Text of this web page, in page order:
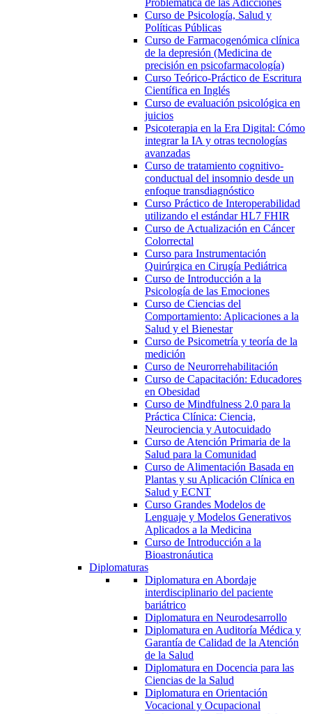
Problemática de las Adicciones
Curso de Psicología, Salud y
Políticas Públicas
Curso de Farmacogenómica clínica
de la depresión (Medicina de
precisión en psicofarmacología)
Curso Teórico-Práctico de Escritura
Científica en Inglés
Curso de evaluación psicológica en
juicios
Psicoterapia en la Era Digital: Cómo
integrar la IA y otras tecnologías
avanzadas
Curso de tratamiento cognitivo-
conductual del insomnio desde un
enfoque transdiagnóstico
Curso Práctico de Interoperabilidad
utilizando el estándar HL7 FHIR
Curso de Actualización en Cáncer
Colorrectal
Curso para Instrumentación
Quirúrgica en Cirugía Pediátrica
Curso de Introducción a la
Psicología de las Emociones
Curso de Ciencias del
Comportamiento: Aplicaciones a la
Salud y el Bienestar
Curso de Psicometría y teoría de la
medición
Curso de Neurorrehabilitación
Curso de Capacitación: Educadores
en Obesidad
Curso de Mindfulness 2.0 para la
Práctica Clínica: Ciencia,
Neurociencia y Autocuidado
Curso de Atención Primaria de la
Salud para la Comunidad
Curso de Alimentación Basada en
Plantas y su Aplicación Clínica en
Salud y ECNT
Curso Grandes Modelos de
Lenguaje y Modelos Generativos
Aplicados a la Medicina
Curso de Introducción a la
Bioastronáutica
Diplomaturas
Diplomatura en Abordaje
interdisciplinario del paciente
bariátrico
Diplomatura en Neurodesarrollo
Diplomatura en Auditoría Médica y
Garantía de Calidad de la Atención
de la Salud
Diplomatura en Docencia para las
Ciencias de la Salud
Diplomatura en Orientación
Vocacional y Ocupacional